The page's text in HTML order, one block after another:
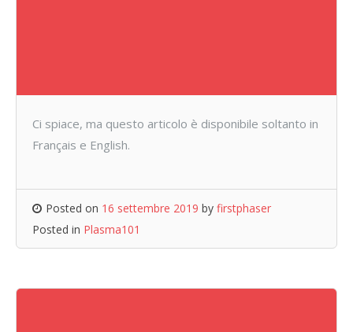
Ci spiace, ma questo articolo è disponibile soltanto in
Français e English.
Posted on 16 settembre 2019 by firstphaser
Posted in Plasma101